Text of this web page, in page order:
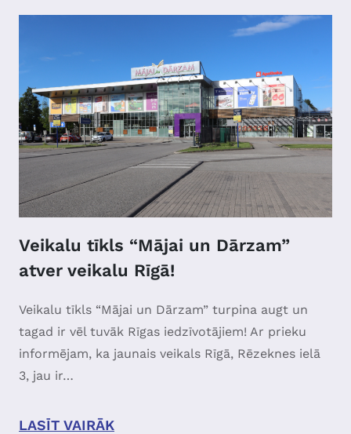
Veikalu tīkls “Mājai un Dārzam”
atver veikalu Rīgā!
Veikalu tīkls “Mājai un Dārzam” turpina augt un
tagad ir vēl tuvāk Rīgas iedzīvotājiem! Ar prieku
informējam, ka jaunais veikals Rīgā, Rēzeknes ielā
3, jau ir…
LASĪT VAIRĀK